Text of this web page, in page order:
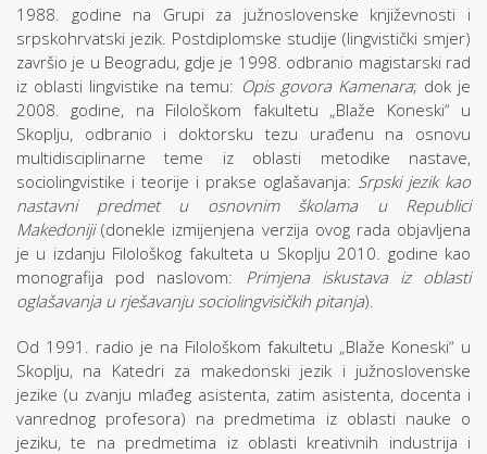
1988. godine na Grupi za južnoslovenske književnosti i
srpskohrvatski jezik. Postdiplomske studije (lingvistički smjer)
završio je u Beogradu, gdje je 1998. odbranio magistarski rad
iz oblasti lingvistike na temu: Opis govora Kamenara; dok je
2008. godine, na Filološkom fakultetu „Blaže Koneski“ u
Skoplju, odbranio i doktorsku tezu urađenu na osnovu
multidisciplinarne teme iz oblasti metodike nastave,
sociolingvistike i teorije i prakse oglašavanja: Srpski jezik kao
nastavni predmet u osnovnim školama u Republici
Makedoniji(donekle izmijenjena verzija ovog rada objavljena
je u izdanju Filološkog fakulteta u Skoplju 2010. godine kao
monografija pod naslovom: Primjena iskustava iz oblasti
oglašavanja u rješavanju sociolingvisičkih pitanja).
Od 1991. radio je na Filološkom fakultetu „Blaže Koneski“ u
Skoplju, na Katedri za makedonski jezik i južnoslovenske
jezike (u zvanju mlađeg asistenta, zatim asistenta, docenta i
vanrednog profesora) na predmetima iz oblasti nauke o
jeziku, te na predmetima iz oblasti kreativnih industrija i